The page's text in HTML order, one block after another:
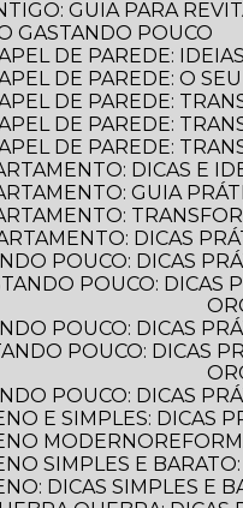
GUIA PARA
GASTANDO POUCO
DE PAREDE:
DE PAREDE: O
DE PAREDE:
DE PAREDE:
DE PAREDE:
DICAS E
GUIA
DICAS
POUCO: DICAS
POUCO: DICAS
POUCO: DICAS
E SIMPLES: DICAS
MODERNO
SIMPLES E
DICAS SIMPLES E